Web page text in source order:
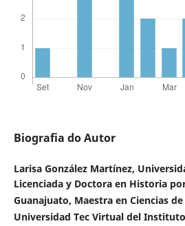
Biografia do Autor
Larisa González Martínez,
Licenciada y Doctora en Historia
Guanajuato, Maestra en Ciencias
Universidad Tec Virtual del